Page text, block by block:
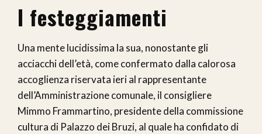
I festeggiamenti
Una mente lucidissima la sua, nonostante gli
acciacchi dell’età, come confermato dalla calorosa
accoglienza riservata ieri al rappresentante
dell’Amministrazione comunale, il consigliere
Mimmo Frammartino, presidente della commissione
cultura di Palazzo dei Bruzi, al quale ha confidato di